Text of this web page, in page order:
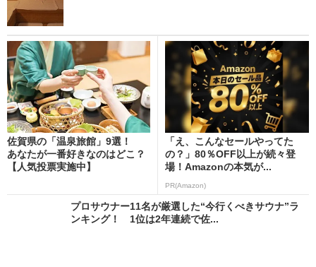
佐賀県の「温泉旅館」9選！
あなたが一番好きなのはどこ？
【人気投票実施中】
「え、こんなセールやってた
の？」80％OFF以上が続々登
場！Amazonの本気が...
PR(Amazon)
プロサウナー11名が厳選した“今行くべきサウナ”ラ
ンキング！ 1位は2年連続で佐...